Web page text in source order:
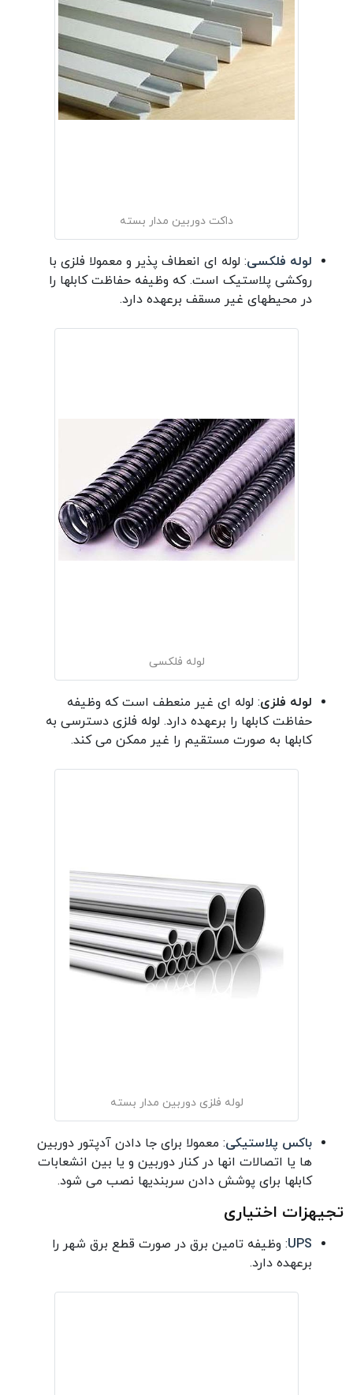
داکت دوربین مدار بسته
لوله فلکسی: لوله ای انعطاف پذیر و معمولا فلزی با
روکشی پلاستیک است. که وظیفه حفاظت کابلها را
در محیطهای غیر مسقف برعهده دارد.
لوله فلکسی
لوله فلزی: لوله ای غیر منعطف است که وظیفه
حفاظت کابلها را برعهده دارد. لوله فلزی دسترسی به
کابلها به صورت مستقیم را غیر ممکن می کند.
لوله فلزی دوربین مدار بسته
باکس پلاستیکی: معمولا برای جا دادن آدپتور دوربین
ها یا اتصالات انها در کنار دوربین و یا بین انشعابات
کابلها برای پوشش دادن سربندیها نصب می شود.
تجیهزات اختیاری
UPS: وظیفه تامین برق در صورت قطع برق شهر را
برعهده دارد.